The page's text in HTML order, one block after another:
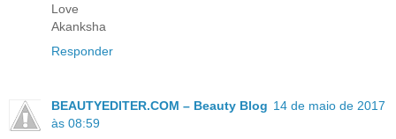
Love
Akanksha
Responder
BEAUTYEDITER.COM – Beauty Blog 14 de maio de 2017
às 08:59